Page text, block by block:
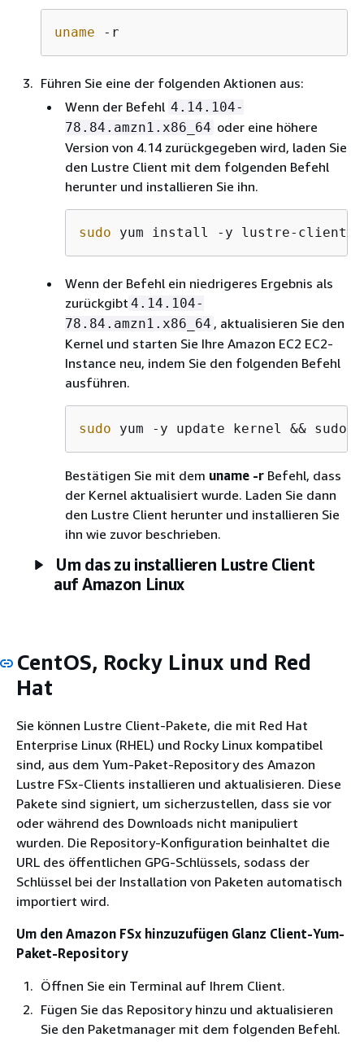
uname -r
Führen Sie eine der folgenden Aktionen aus:
Wenn der Befehl 4.14.104-
78.84.amzn1.x86_64 oder eine höhere
Version von 4.14 zurückgegeben wird, laden Sie
den Lustre Client mit dem folgenden Befehl
herunter und installieren Sie ihn.
sudo yum install -y lustre-client
Wenn der Befehl ein niedrigeres Ergebnis als
zurückgibt 4.14.104-
78.84.amzn1.x86_64 , aktualisieren Sie den
Kernel und starten Sie Ihre Amazon EC2 EC2-
Instance neu, indem Sie den folgenden Befehl
ausführen.
sudo yum -y update kernel && sudo
Bestätigen Sie mit dem uname -r Befehl, dass
der Kernel aktualisiert wurde. Laden Sie dann
den Lustre Client herunter und installieren Sie
ihn wie zuvor beschrieben.
Um das zu installieren Lustre Client
auf Amazon Linux
CentOS, Rocky Linux und Red
Hat
Sie können Lustre Client-Pakete, die mit Red Hat
Enterprise Linux (RHEL) und Rocky Linux kompatibel
sind, aus dem Yum-Paket-Repository des Amazon
Lustre FSx-Clients installieren und aktualisieren. Diese
Pakete sind signiert, um sicherzustellen, dass sie vor
oder während des Downloads nicht manipuliert
wurden. Die Repository-Konfiguration beinhaltet die
URL des öffentlichen GPG-Schlüssels, sodass der
Schlüssel bei der Installation von Paketen automatisch
importiert wird.
Um den Amazon FSx hinzuzufügen Glanz Client-Yum-
Paket-Repository
Öffnen Sie ein Terminal auf Ihrem Client.
Fügen Sie das Repository hinzu und aktualisieren
Sie den Paketmanager mit dem folgenden Befehl.